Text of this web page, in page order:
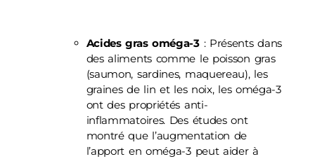
Acides gras oméga-3: Présents dans
des aliments comme le poisson gras
(saumon, sardines, maquereau), les
graines de lin et les noix, les oméga-3
ont des propriétés anti-
inflammatoires. Des études ont
montré que l’augmentation de
l’apport en oméga-3 peut aider à